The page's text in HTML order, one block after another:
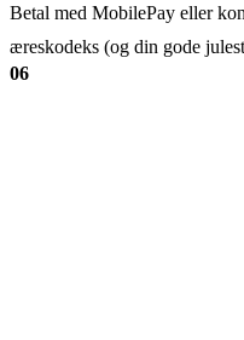
Betal med MobilePay eller
æreskodeks (og din gode
06